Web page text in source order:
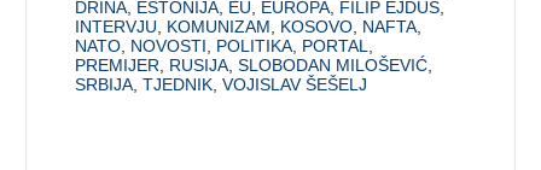
DRINA ESTONIJA EU EUROPA FILIP EJDUS
INTERVJU
KOMUNIZAM KOSOVO NAFTA
NATO NOVOSTI POLITIKA PORTAL
PREMIJER
RUSIJA ,SLOBODAN MILOŠEVIĆ
SRBIJA ,TJEDNIK ,VOJISLAV ŠEŠELJ